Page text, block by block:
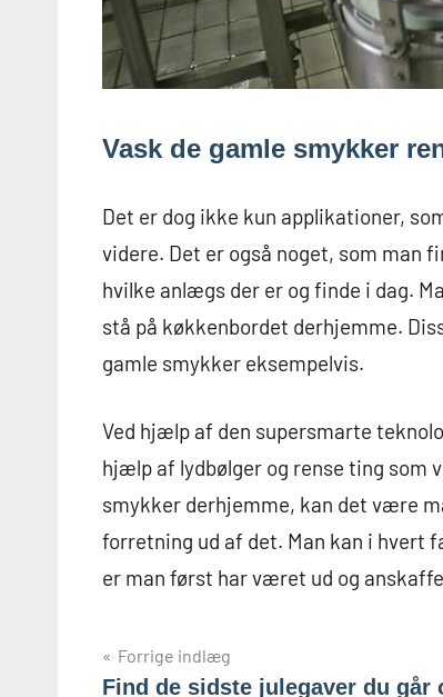
Vask de gamle smykker
Det er dog ikke kun applikationer,
videre. Det er også noget, som man
hvilke anlægs der er og finde i dag.
stå på køkkenbordet derhjemme.
gamle smykker eksempelvis.
Ved hjælp af den supersmarte
hjælp af lydbølger og rense ting som
smykker derhjemme, kan det være
forretning ud af det. Man kan i hvert
er man først har været ud og
Indlægsnavigation
Forrige indlæg
Find de sidste julegaver du går